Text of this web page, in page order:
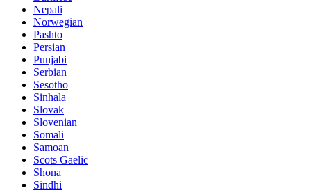
Nepali
Norwegian
Pashto
Persian
Punjabi
Serbian
Sesotho
Sinhala
Slovak
Slovenian
Somali
Samoan
Scots Gaelic
Shona
Sindhi